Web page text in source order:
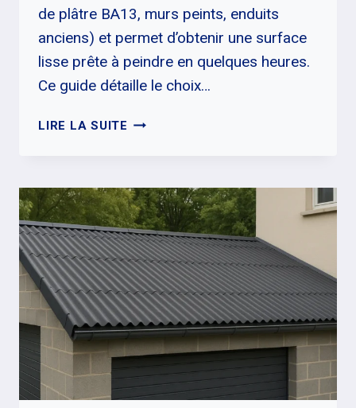
de plâtre BA13, murs peints, enduits
anciens) et permet d’obtenir une surface
lisse prête à peindre en quelques heures.
Ce guide détaille le choix…
LIRE LA SUITE ENDUIT
ROULEAU
:
MODE
D’EMPLOI,
CHOIX
ET
TEMPS
DE
SÉCHAGE